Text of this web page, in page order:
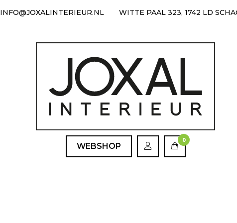
INFO@JOXALINTERIEUR.NL WITTE PAAL 323, 1742 LD
WEBSHOP
0